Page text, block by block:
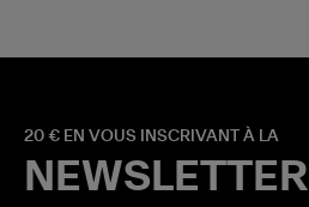
20 € EN VOUS INSCRIVANT À LA
NEWSLETTER